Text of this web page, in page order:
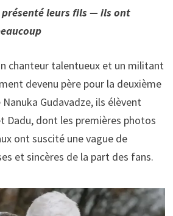
leurs fils — ils ont
chanteur talentueux et un militant
devenu père pour la deuxième
Gudavadze, ils élèvent
Dadu, dont les premières photos
ont suscité une vague de
et sincères de la part des fans.